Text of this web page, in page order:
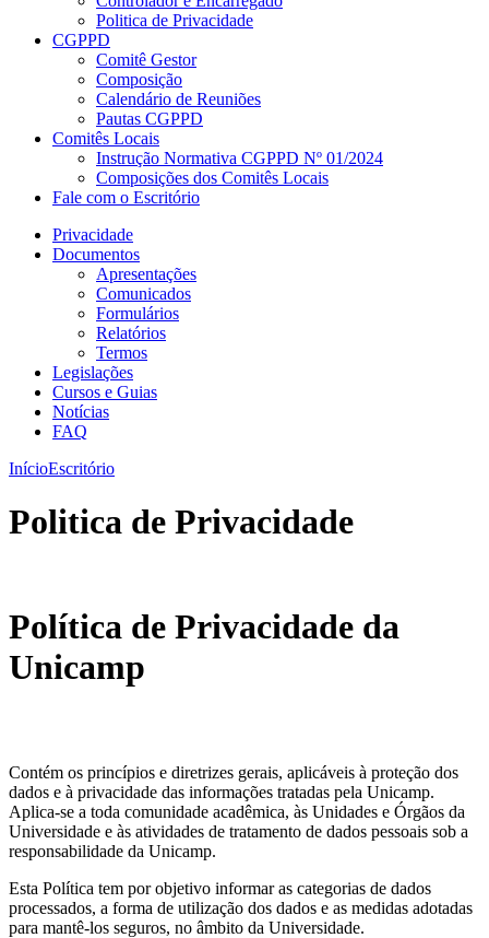
Politica de Privacidade
CGPPD
Comitê Gestor
Composição
Calendário de Reuniões
Pautas CGPPD
Comitês Locais
Instrução Normativa CGPPD Nº 01/2024
Composições dos Comitês Locais
Fale com o Escritório
Privacidade
Documentos
Apresentações
Comunicados
Formulários
Relatórios
Termos
Legislações
Cursos e Guias
Notícias
FAQ
InícioEscritório
Politica de Privacidade
Política de Privacidade da
Unicamp
Contém os princípios e diretrizes gerais, aplicáveis à proteção dos
dados e à privacidade das informações tratadas pela Unicamp.
Aplica-se a toda comunidade acadêmica, às Unidades e Órgãos da
Universidade e às atividades de tratamento de dados pessoais sob a
responsabilidade da Unicamp.
Esta Política tem por objetivo informar as categorias de dados
processados, a forma de utilização dos dados e as medidas adotadas
para mantê-los seguros, no âmbito da Universidade.